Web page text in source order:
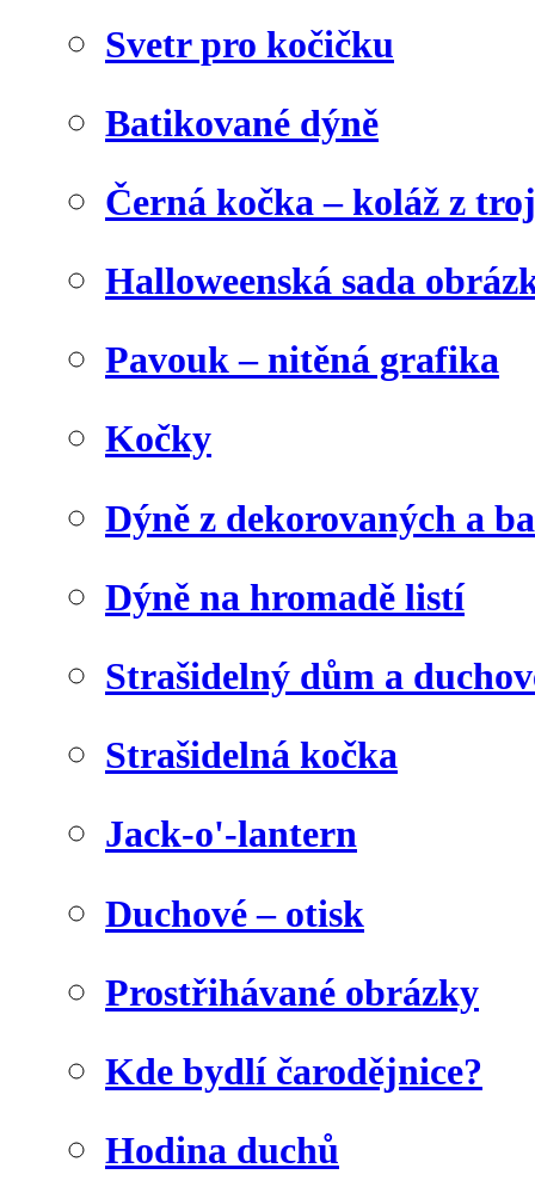
Svetr pro kočičku
Batikované dýně
Černá kočka – koláž z
Halloweenská sada
Pavouk – nitěná grafika
Kočky
Dýně z dekorovaných a
Dýně na hromadě listí
Strašidelný dům a
Strašidelná kočka
Jack-o'-lantern
Duchové – otisk
Prostřihávané obrázky
Kde bydlí čarodějnice?
Hodina duchů